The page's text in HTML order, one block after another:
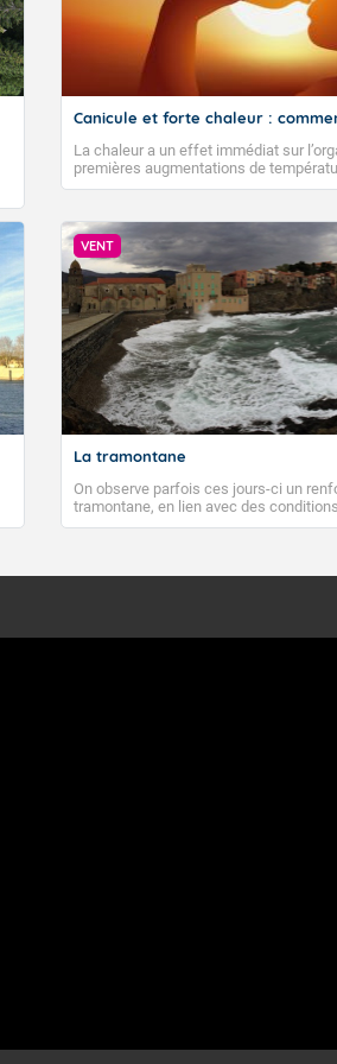
Canicule et forte chaleur :
La chaleur a un effet immédiat sur
premières augmentations de
VENT
La tramontane
On observe parfois ces jours-ci un
tramontane, en lien avec des
de forêt. Mais qu'est-ce que la
à nord-ouest, dans un secteur qui part
monts, en allusion aux régions